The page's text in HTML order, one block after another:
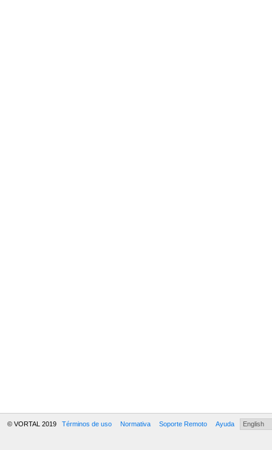
© VORTAL 2019 Términos de uso Normativa Soporte Remoto Ayuda